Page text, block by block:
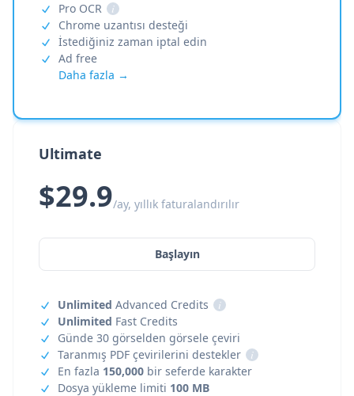
Pro OCR
i
Chrome uzantısı desteği
İstediğiniz zaman iptal edin
Ad free
Daha fazla →
Ultimate
$29.9/ay, yıllık faturalandırılır
Başlayın
Unlimited Advanced Credits
i
Unlimited Fast Credits
Günde 30 görselden görsele çeviri
Taranmış PDF çevirilerini destekler
i
En fazla 150,000 bir seferde karakter
Dosya yükleme limiti 100 MB